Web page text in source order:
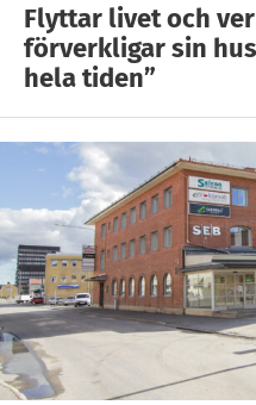
Flyttar livet och
förverkligar sin
hela tiden”